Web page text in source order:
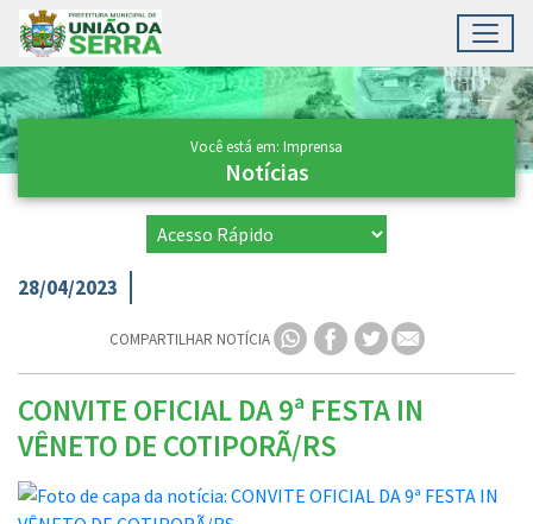
Ir para conteúdo principal
Conteúdo Principal
Você está em: Imprensa
Notícias
28/04/2023
COMPARTILHAR NOTÍCIA
CONVITE OFICIAL DA 9ª FESTA IN
VÊNETO DE COTIPORÃ/RS